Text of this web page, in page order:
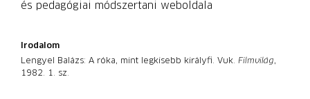
és pedagógiai módszertani weboldala
Irodalom
Lengyel Balázs: A róka, mint legkisebb királyfi. Vuk. Filmvilág,
1982. 1. sz.